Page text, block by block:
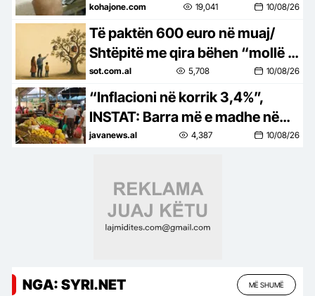
kohajone.com 19,041 10/08/26
Të paktën 600 euro në muaj/
Shtëpitë me qira bëhen “mollë e
ndaluar” për shqiptarët
sot.com.al 5,708 10/08/26
“Inflacioni në korrik 3,4%”,
INSTAT: Barra më e madhe në
xhepat e qytetarëve vjen nga
javanews.al 4,387 10/08/26
NGA: SYRI.NET MË SHUMË